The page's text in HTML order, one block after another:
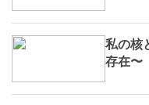
私の核
存在〜